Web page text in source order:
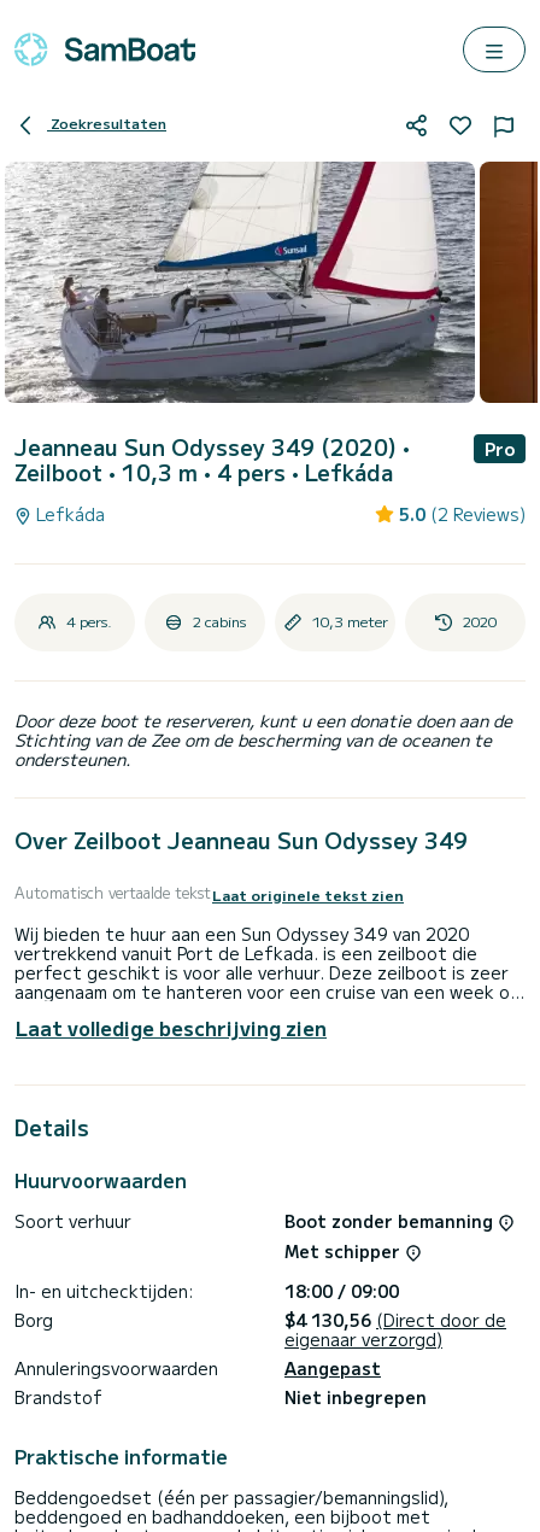
Zoekresultaten
Jeanneau Sun Odyssey 349 (2020) •
Zeilboot • 10,3 m • 4 pers • Lefkáda
Pro
Lefkáda 5.0 (2 Reviews)
4 pers. 2 cabins 10,3 meter 2020
Door deze boot te reserveren, kunt u een donatie doen aan de
Stichting van de Zee om de bescherming van de oceanen te
ondersteunen.
Over Zeilboot Jeanneau Sun Odyssey 349
Automatisch vertaalde tekstLaat originele tekst zien
Wij bieden te huur aan een Sun Odyssey 349 van 2020
vertrekkend vanuit Port de Lefkada. is een zeilboot die
perfect geschikt is voor alle verhuur. Deze zeilboot is zeer
aangenaam om te hanteren voor een cruise van een week of
De boot heeft 2 volledig uitgeruste hut(ten) en een
meter is dit uw beste bondgenoot om een uitzonderlijke
Port de Lefkada
douche.
Het heeft de volgende uitrusting: Automatische piloot,
Aarzel niet om contact met ons op te nemen voor een
offerte, u wordt door een SamBoat-expert geholpen bij uw
Laat volledige beschrijving zien
Details
Huurvoorwaarden
Soort verhuur
Boot zonder bemanning
Met schipper
In- en uitchecktijden:
18:00 / 09:00
Borg
$4 130,56 (Direct door de
eigenaar verzorgd)
Annuleringsvoorwaarden
Aangepast
Brandstof
Niet inbegrepen
Praktische informatie
Beddengoedset (één per passagier/bemanningslid),
beddengoed en badhanddoeken, een bijboot met